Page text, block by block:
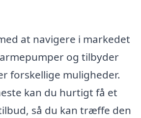
at navigere i markedet
og tilbyder
forskellige muligheder.
kan du hurtigt få et
så du kan træffe den